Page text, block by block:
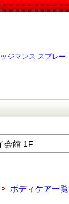
ジマンス スプレー
会館 1F
ボディケア一覧